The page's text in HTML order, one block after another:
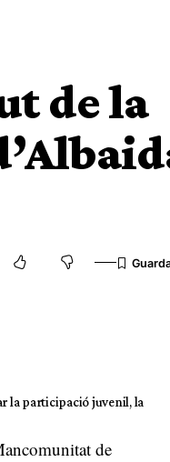
de la
la participació juvenil, la
de